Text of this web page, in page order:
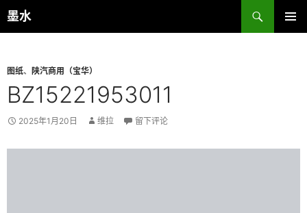
跳
至
墨水
搜
索
图纸、 陕汽商用（宝华）
BZ15221953011
2025年1月20日 维拉 留下评论